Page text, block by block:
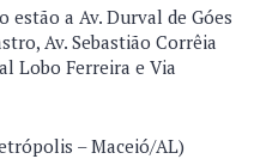
estão a Av. Durval de Góes
Av. Sebastião Corrêia
Lobo Ferreira e Via
– Maceió/AL)